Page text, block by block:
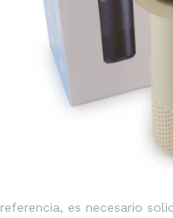
es necesario